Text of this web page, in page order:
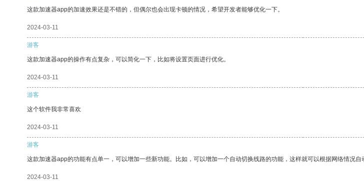
这款加速器app的加速效果还是不错的，但偶尔也会出现卡顿的情况，希望开发者能够优化一下。
2024-03-11
游客
这款加速器app的操作有点复杂，可以简化一下，比如将设置页面进行优化。
2024-03-11
游客
这个软件我非常喜欢
2024-03-11
游客
这款加速器app的功能有点单一，可以增加一些新功能。比如，可以增加一个自动切换线路的功能，这样就可以根据网络情况自
2024-03-11